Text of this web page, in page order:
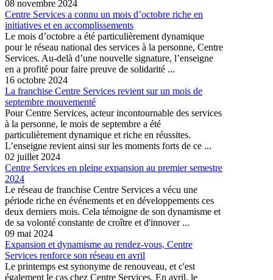
08 novembre 2024
Centre Services a connu un mois d’octobre riche en
initiatives et en accomplissements
Le mois d’octobre a été particulièrement dynamique
pour le réseau national des services à la personne, Centre
Services. Au-delà d’une nouvelle signature, l’enseigne
en a profité pour faire preuve de solidarité ...
16 octobre 2024
La franchise Centre Services revient sur un mois de
septembre mouvementé
Pour Centre Services, acteur incontournable des services
à la personne, le mois de septembre a été
particulièrement dynamique et riche en réussites.
L’enseigne revient ainsi sur les moments forts de ce ...
02 juillet 2024
Centre Services en pleine expansion au premier semestre
2024
Le réseau de franchise Centre Services a vécu une
période riche en événements et en développements ces
deux derniers mois. Cela témoigne de son dynamisme et
de sa volonté constante de croître et d'innover ...
09 mai 2024
Expansion et dynamisme au rendez-vous, Centre
Services renforce son réseau en avril
Le printemps est synonyme de renouveau, et c'est
également le cas chez Centre Services. En avril, le